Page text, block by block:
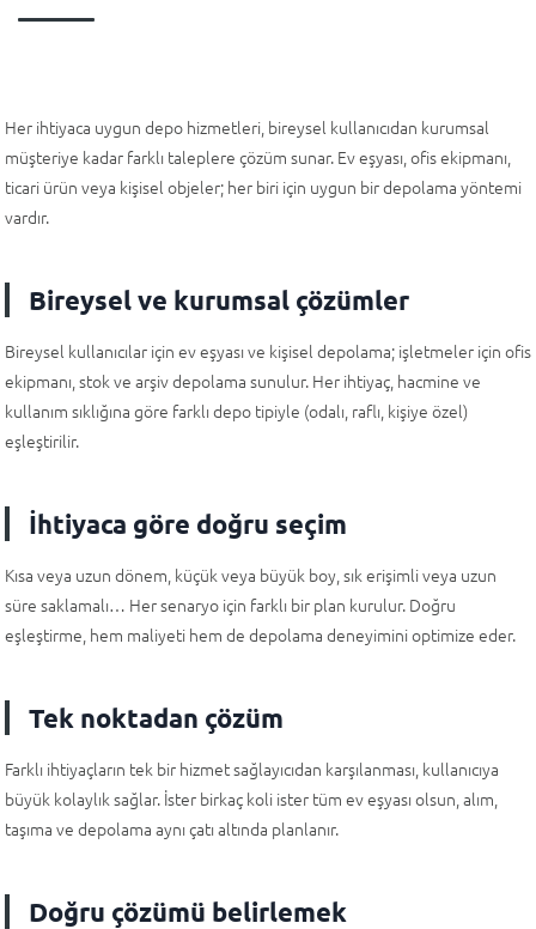
Her ihtiyaca uygun depo hizmetleri, bireysel kullanıcıdan kurumsal
müşteriye kadar farklı taleplere çözüm sunar. Ev eşyası, ofis ekipmanı,
ticari ürün veya kişisel objeler; her biri için uygun bir depolama yöntemi
vardır.
Bireysel ve kurumsal çözümler
Bireysel kullanıcılar için ev eşyası ve kişisel depolama; işletmeler için ofis
ekipmanı, stok ve arşiv depolama sunulur. Her ihtiyaç, hacmine ve
kullanım sıklığına göre farklı depo tipiyle (odalı, raflı, kişiye özel)
eşleştirilir.
İhtiyaca göre doğru seçim
Kısa veya uzun dönem, küçük veya büyük boy, sık erişimli veya uzun
süre saklamalı… Her senaryo için farklı bir plan kurulur. Doğru
eşleştirme, hem maliyeti hem de depolama deneyimini optimize eder.
Tek noktadan çözüm
Farklı ihtiyaçların tek bir hizmet sağlayıcıdan karşılanması, kullanıcıya
büyük kolaylık sağlar. İster birkaç koli ister tüm ev eşyası olsun, alım,
taşıma ve depolama aynı çatı altında planlanır.
Doğru çözümü belirlemek